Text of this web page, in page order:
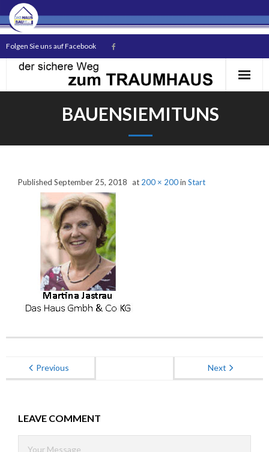
Folgen Sie uns auf Facebook
BAUENSIEMITUNS
Das Unternehmen
Unsere Bauherren
Hausmodelle
Energieberatung
Kontakt
Published September 25, 2018 at 200 × 200in Start
Previous Next
LEAVE COMMENT